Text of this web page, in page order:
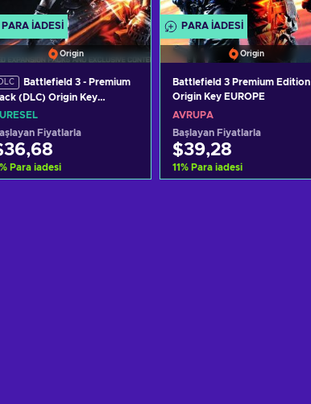
PARA IADESI
Origin
DLC
Battlefield 3 - Premium
(DLC) Origin Key
Fiyatlarla
Para iadesi
PARA IADESI
Origin
Battlefield 3 Premium Edition
Origin Key EUROPE
AVRUPA
Başlayan Fiyatlarla
$39,28
11% Para iadesi